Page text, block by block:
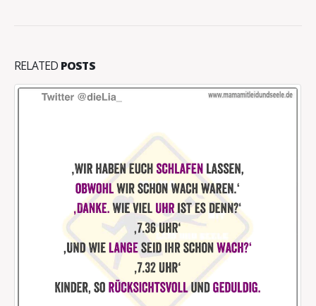
RELATED POSTS
ICH ARBEITE HART
Ich arbeite hart. Vor allem daran, nicht auszurasten.
read more